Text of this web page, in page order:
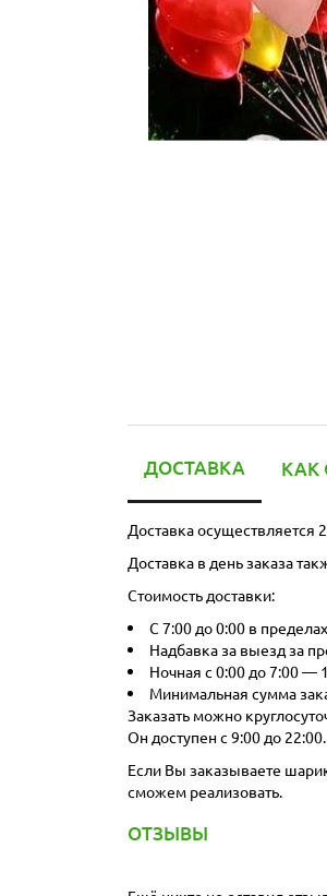
ДОСТАВКА КАК
Доставка осуществляется
Доставка в день заказа
Стоимость доставки:
С 7:00 до 0:00 в
Надбавка за выезд за
Ночная с 0:00 до 7:00 —
Минимальная сумма
Заказать можно
Он доступен с 9:00 до 22:00.
Если Вы заказываете
сможем реализовать.
ОТЗЫВЫ